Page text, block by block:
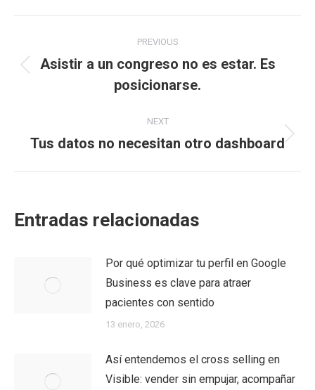
navigation
PREVIOUS
Previous
post:
Asistir a un congreso no es estar. Es
posicionarse.
NEXT
Next
Tus datos no necesitan otro dashboard
Entradas relacionadas
Por qué optimizar tu perfil en Google
Business es clave para atraer
pacientes con sentido
13 enero, 2026
Así entendemos el cross selling en
Visible: vender sin empujar, acompañar